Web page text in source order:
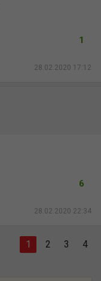
28.02.2020 17:12
1
28.02.2020 22:34
6
1 2 3 4